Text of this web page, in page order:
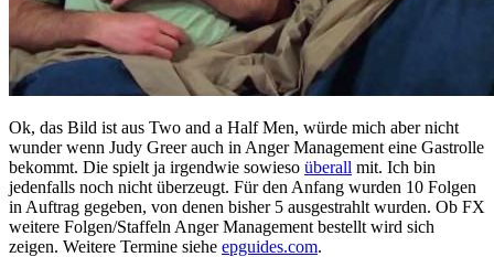
Ok, das Bild ist aus Two and a Half Men, würde mich aber nicht
wunder wenn Judy Greer auch in Anger Management eine Gastrolle
bekommt. Die spielt ja irgendwie sowieso überall mit. Ich bin
jedenfalls noch nicht überzeugt. Für den Anfang wurden 10 Folgen
in Auftrag gegeben, von denen bisher 5 ausgestrahlt wurden. Ob FX
weitere Folgen/Staffeln Anger Management bestellt wird sich
zeigen. Weitere Termine siehe epguides.com.